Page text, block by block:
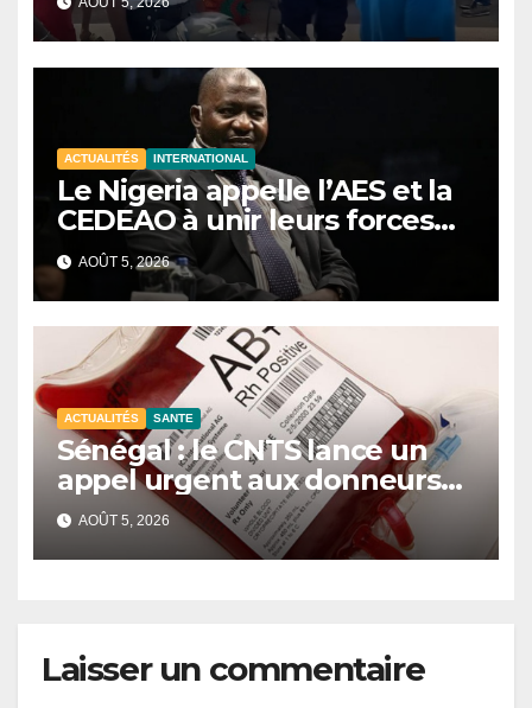
ACTUALITÉS INTERNATIONAL
Le Nigeria appelle l’AES et la
CEDEAO à unir leurs forces
contre le terrorisme
AOÛT 5, 2026
ACTUALITÉS SANTE
Sénégal : le CNTS lance un
appel urgent aux donneurs
face à une pénurie de sang.
AOÛT 5, 2026
Laisser un commentaire